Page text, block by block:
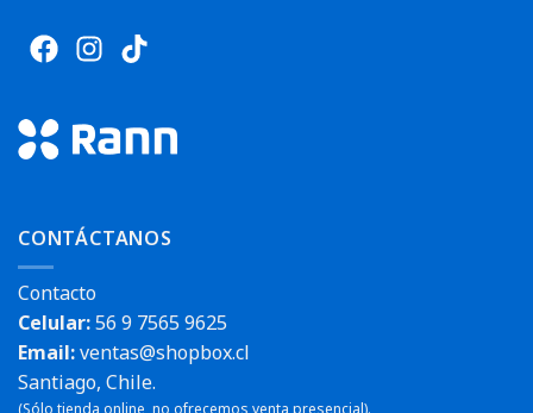
CONTÁCTANOS
Contacto
Celular:56 9 7565 9625
Email:ventas@shopbox.cl
Santiago, Chile.